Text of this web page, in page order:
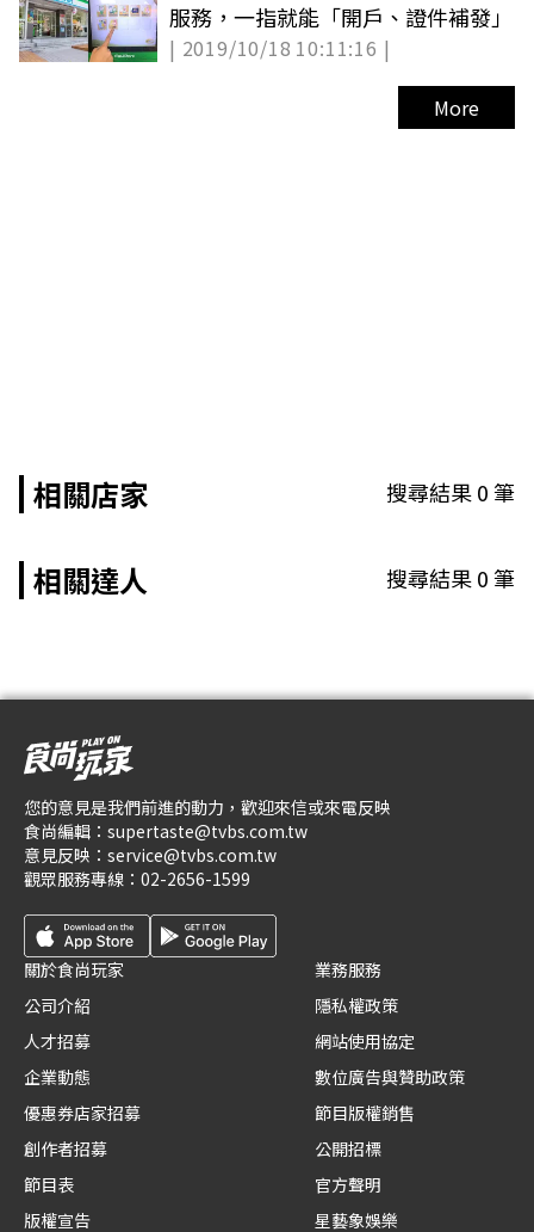
服務，一指就能「開戶、證件補發」
| 2019/10/18 10:11:16 |
More
相關店家 搜尋結果0筆
相關達人 搜尋結果0筆
您的意見是我們前進的動力，歡迎來信或來電反映
食尚編輯： supertaste@tvbs.com.tw
意見反映： service@tvbs.com.tw
觀眾服務專線： 02-2656-1599
關於食尚玩家
公司介紹
人才招募
企業動態
優惠券店家招募
創作者招募
節目表
版權宣告
業務服務
隱私權政策
網站使用協定
數位廣告與贊助政策
節目版權銷售
公開招標
官方聲明
星藝象娛樂